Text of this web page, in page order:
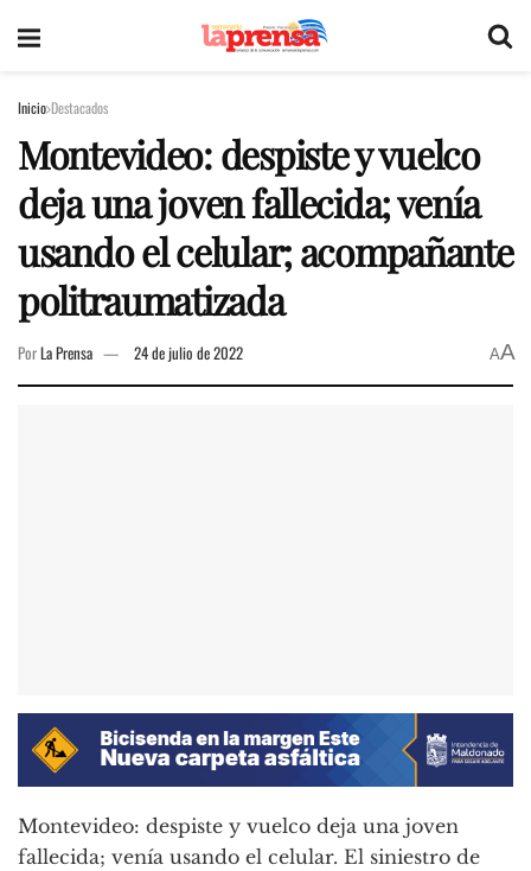
Inicio Destacados
Montevideo: despiste y vuelco
deja una joven fallecida; venía
usando el celular; acompañante
politraumatizada
PorLa Prensa 24 de julio de 2022 AA
Montevideo: despiste y vuelco deja una joven
fallecida; venía usando el celular. El siniestro de